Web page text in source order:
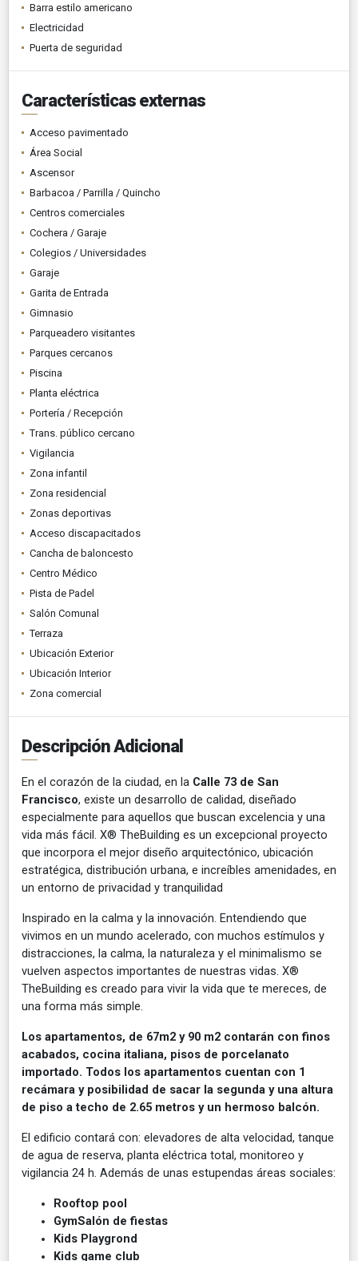
Barra estilo americano
Electricidad
Puerta de seguridad
Características externas
Acceso pavimentado
Área Social
Ascensor
Barbacoa / Parrilla / Quincho
Centros comerciales
Cochera / Garaje
Colegios / Universidades
Garaje
Garita de Entrada
Gimnasio
Parqueadero visitantes
Parques cercanos
Piscina
Planta eléctrica
Portería / Recepción
Trans. público cercano
Vigilancia
Zona infantil
Zona residencial
Zonas deportivas
Acceso discapacitados
Cancha de baloncesto
Centro Médico
Pista de Padel
Salón Comunal
Terraza
Ubicación Exterior
Ubicación Interior
Zona comercial
Descripción Adicional
En el corazón de la ciudad, en la Calle 73 de San
Francisco, existe un desarrollo de calidad, diseñado
especialmente para aquellos que buscan excelencia y una
vida más fácil. X® TheBuilding es un excepcional proyecto
que incorpora el mejor diseño arquitectónico, ubicación
estratégica, distribución urbana, e increíbles amenidades, en
un entorno de privacidad y tranquilidad
Inspirado en la calma y la innovación. Entendiendo que
vivimos en un mundo acelerado, con muchos estímulos y
distracciones, la calma, la naturaleza y el minimalismo se
vuelven aspectos importantes de nuestras vidas. X®
TheBuilding es creado para vivir la vida que te mereces, de
una forma más simple.
Los apartamentos, de 67m2 y 90 m2 contarán con finos
acabados, cocina italiana, pisos de porcelanato
importado. Todos los apartamentos cuentan con 1
recámara y posibilidad de sacar la segunda y una altura
de piso a techo de 2.65 metros y un hermoso balcón.
El edificio contará con: elevadores de alta velocidad, tanque
de agua de reserva, planta eléctrica total, monitoreo y
vigilancia 24 h. Además de unas estupendas áreas sociales:
Rooftop pool
GymSalón de fiestas
Kids Playgrond
Kids game club